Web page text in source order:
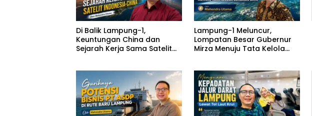
Di Balik Lampung-1,
Keuntungan China dan
Sejarah Kerja Sama Satelit
Lampung-1 Meluncur,
Lompatan Besar Gubernur
Mirza Menuju Tata Kelola